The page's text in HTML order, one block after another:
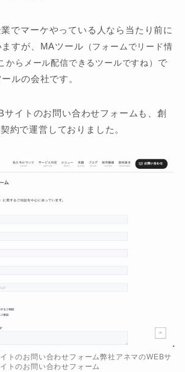
でマーケやっている人なら当たり前に
すが、MAツール （フォームでリード情
からメール配信できるツールですね） で
ルの会社です。
サイトのお問い合わせフォームも、創
約で運営しておりました。
トのお問い合わせフォーム弊社アネマのWEBサ
イトのお問い合わせフォーム